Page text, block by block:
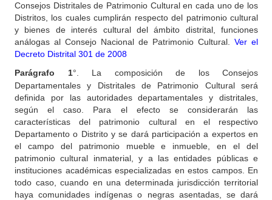
Consejos Distritales de Patrimonio Cultural en cada uno de los
Distritos, los cuales cumplirán respecto del patrimonio cultural
y bienes de interés cultural del ámbito distrital, funciones
análogas al Consejo Nacional de Patrimonio Cultural. Ver el
Decreto Distrital 301 de 2008
Parágrafo
1°.
La composición de los Consejos
Departamentales y Distritales de Patrimonio Cultural será
definida por las autoridades departamentales y distritales,
según el caso. Para el efecto se considerarán las
características del patrimonio cultural en el respectivo
Departamento o Distrito y se dará participación a expertos en
el campo del patrimonio mueble e inmueble, en el del
patrimonio cultural inmaterial, y a las entidades públicas e
instituciones académicas especializadas en estos campos. En
todo caso, cuando en una determinada jurisdicción territorial
haya comunidades indígenas o negras asentadas, se dará